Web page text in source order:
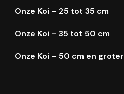
Onze Koi – 25 tot 35 cm
Onze Koi – 35 tot 50 cm
Onze Koi – 50 cm en groter